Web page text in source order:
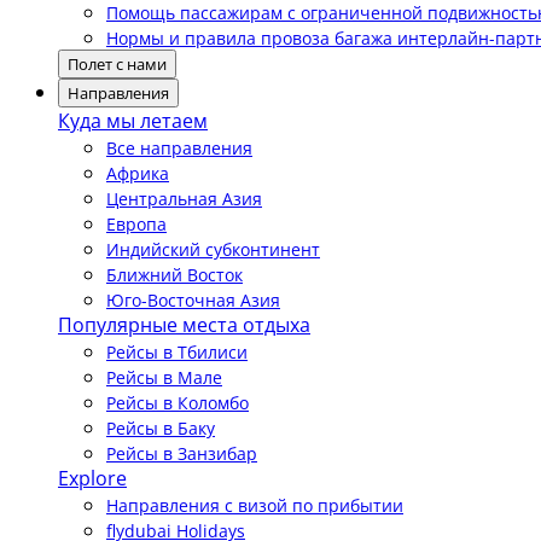
Помощь пассажирам с ограниченной
Нормы и правила провоза багажа интерлайн-
Полет с нами
Направления
Куда мы летаем
Все направления
Африка
Центральная Азия
Европа
Индийский субконтинент
Ближний Восток
Юго-Восточная Азия
Популярные места отдыха
Рейсы в Тбилиси
Рейсы в Мале
Рейсы в Коломбо
Рейсы в Баку
Рейсы в Занзибар
Explore
Направления с визой по прибытии
flydubai Holidays